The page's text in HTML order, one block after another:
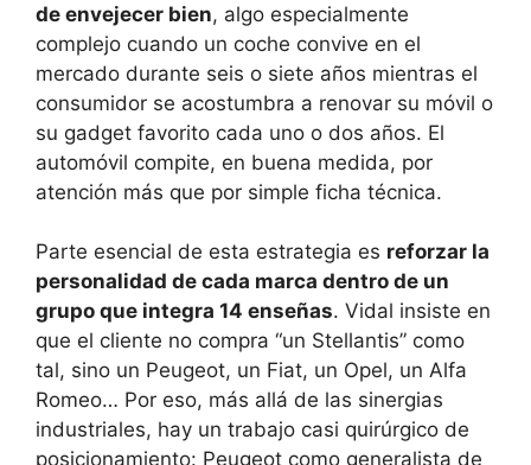
de envejecer bien, algo especialmente
complejo cuando un coche convive en el
mercado durante seis o siete años mientras el
consumidor se acostumbra a renovar su móvil o
su gadget favorito cada uno o dos años. El
automóvil compite, en buena medida, por
atención más que por simple ficha técnica.
Parte esencial de esta estrategia es reforzar la
personalidad de cada marca dentro de un
grupo que integra 14 enseñas. Vidal insiste en
que el cliente no compra “un Stellantis” como
tal, sino un Peugeot, un Fiat, un Opel, un Alfa
Romeo… Por eso, más allá de las sinergias
industriales, hay un trabajo casi quirúrgico de
posicionamiento: Peugeot como generalista de